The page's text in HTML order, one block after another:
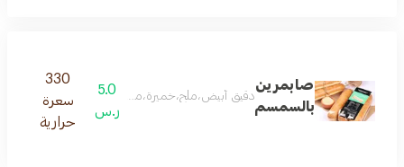
صابمرين
بالسمسم
دقيق أبيض،ملح،خميرة،ماء،سمسم يحضر بشكل
5.0
ر.س
330
سعرة
حرارية